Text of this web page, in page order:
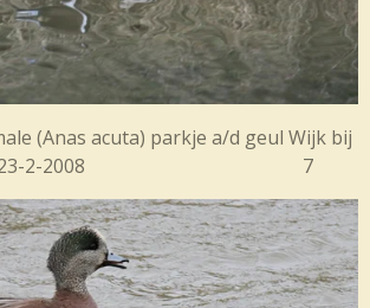
(Anas acuta) parkje a/d geul Wijk bij
23-2-2008 7